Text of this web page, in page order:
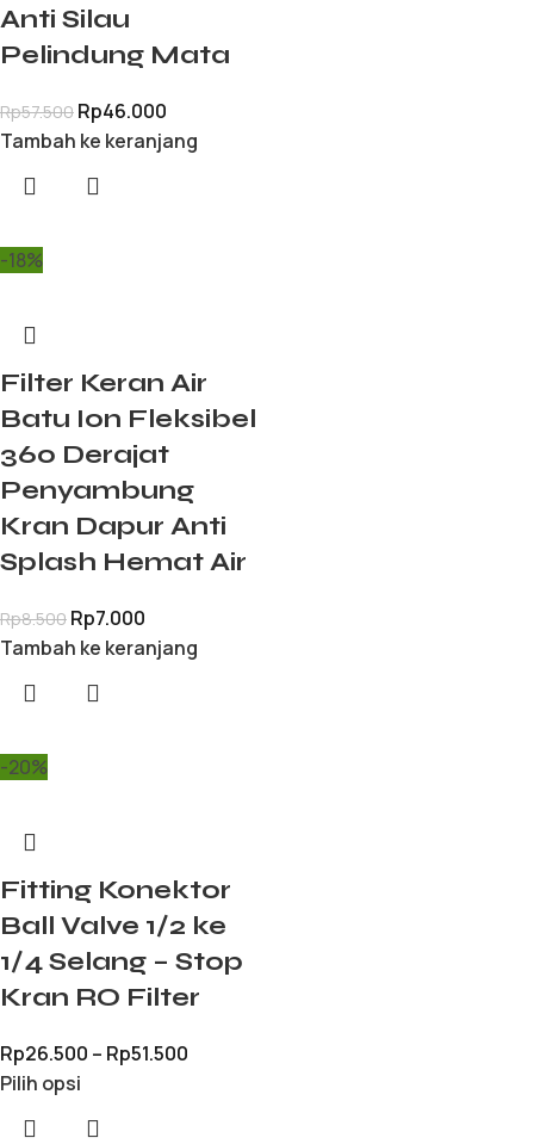
Anti Silau
Pelindung Mata
Rp57.500 Rp46.000
Tambah ke keranjang
-18%
Filter Keran Air
Batu Ion Fleksibel
360 Derajat
Penyambung
Kran Dapur Anti
Splash Hemat Air
Rp8.500 Rp7.000
Tambah ke keranjang
-20%
Fitting Konektor
Ball Valve 1/2 ke
1/4 Selang – Stop
Kran RO Filter
Rp26.500 – Rp51.500
Pilih opsi